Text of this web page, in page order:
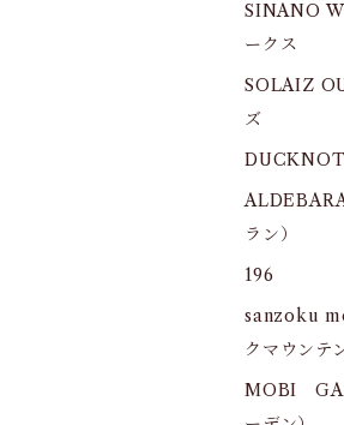
SINANO
ークス
SOLAIZ
ズ
DUCKNOT
ラン）
196
sanzoku
クマウンテ
MOBI